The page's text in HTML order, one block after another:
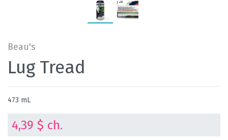
Beau's
Lug Tread
473 mL
4,39 $ ch.